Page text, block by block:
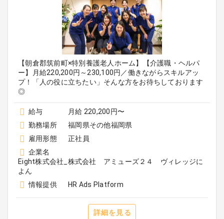
【朝倉郡筑前町×特別養護老人ホーム】【介護職・ヘルパ
ー】月給220,200円～230,100円／働きながらスキルアッ
プ！「人の役に立ちたい」そんな方をお待ちしております
◎
給与
月給 220,200円〜
勤務場所
福岡県その他福岡県
雇用形態
正社員
企業名
Eight株式会社_株式会社 アミューズ２４ ヴィレッジに
よん
情報提供
HR Ads Platform
詳細を見る